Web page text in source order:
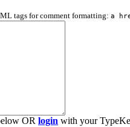
tags for comment formatting: a
OR login with your